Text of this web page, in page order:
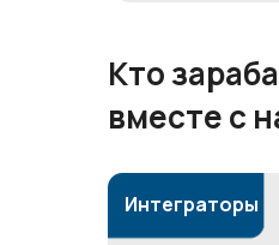
Кто
вместе с
Интеграторы